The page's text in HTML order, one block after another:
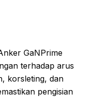
GaNPrime
terhadap arus
korsleting, dan
pengisian